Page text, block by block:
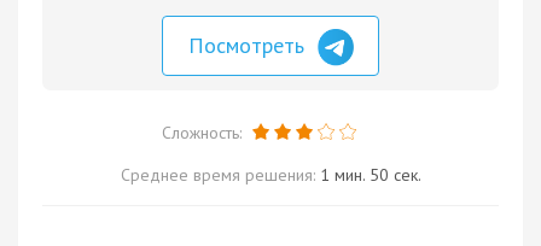
Посмотреть
Сложность:
Среднее время решения: 1 мин. 50 сек.